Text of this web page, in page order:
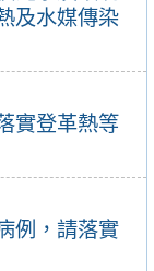
及水媒傳染
實登革熱等
例，請落實